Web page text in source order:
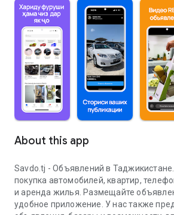
About this app
Savdo.tj - Объявлений в
покупка автомобилей, квартир,
и аренда жилья. Размещайте
удобное приложение. У нас также